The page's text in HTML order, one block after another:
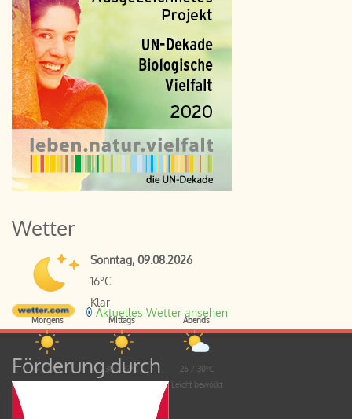
Wetter
Sonntag, 09.08.2026
16°C
Klar
Morgens
16 / 27°C
Sonnig
Mittags
30 / 32°C
Sonnig
Abends
26 / 30°C
Leicht bewölkt
Aktuelles Wetter ansehen
Förderung durch